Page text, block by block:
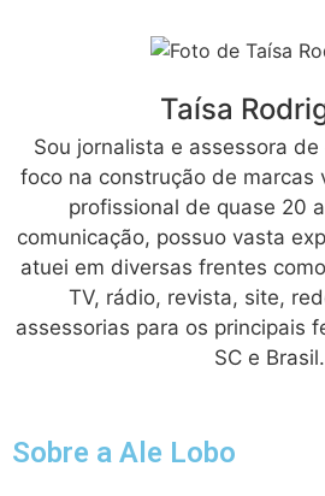
Taísa
Sou jornalista e assessora
foco na construção de marcas
profissional de quase 20
comunicação, possuo vasta
atuei em diversas frentes
TV, rádio, revista, site,
assessorias para os principais
SC e Brasil.
Sobre a Ale Lobo